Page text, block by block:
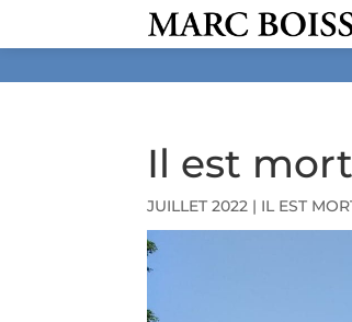
Il est
JUILLET 2022 | IL EST